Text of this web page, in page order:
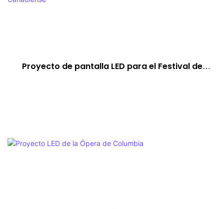
Proyecto de pantalla LED para el Festival de